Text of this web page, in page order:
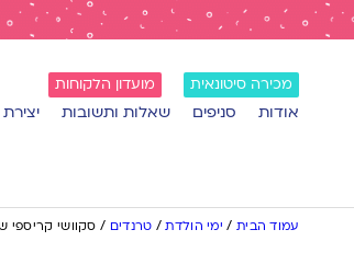
מכירה סיטונאית מועדון הלקוחות
אודות סניפים שאלות ותשובות
עמוד הבית / ימי הולדת/ טרנדים / סקוושי קריספי